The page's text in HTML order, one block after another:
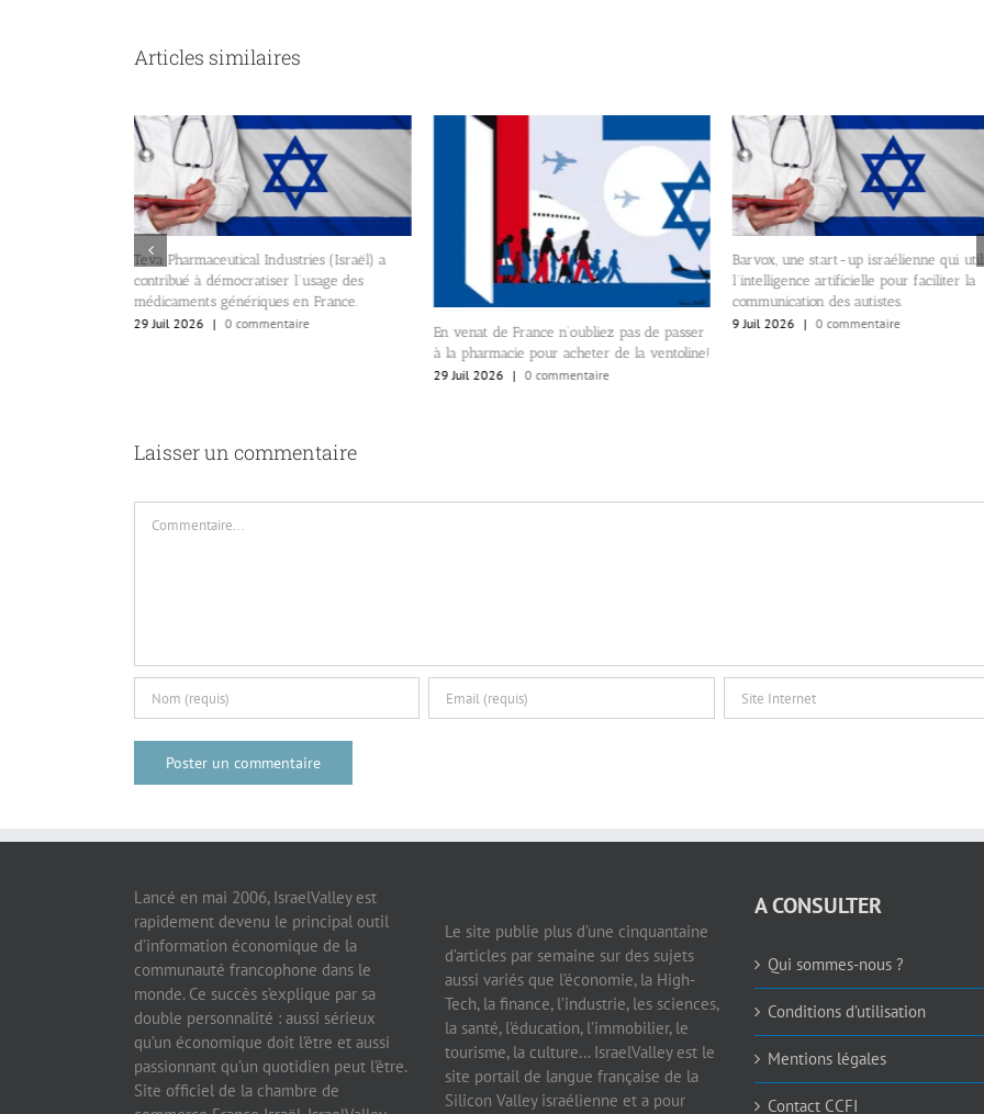
Articles similaires
Teva Pharmaceutical Industries (Israël) a
contribué à démocratiser l’usage des
médicaments génériques en France.
29 Juil 2026 | 0 commentaire
En venat de France n’oubliez pas de passer
à la pharmacie pour acheter de la ventoline!
29 Juil 2026 | 0 commentaire
Barvox, une start-up israélienne qui
l’intelligence artificielle pour faciliter la
communication des autistes.
9 Juil 2026 | 0 commentaire
Laisser un commentaire
Lancé en mai 2006, IsraelValley est
rapidement devenu le principal outil
d’information économique de la
communauté francophone dans le
monde. Ce succès s’explique par sa
double personnalité : aussi sérieux
qu’un économique doit l’être et aussi
passionnant qu’un quotidien peut l’être.
Site officiel de la chambre de
Le site publie plus d’une cinquantaine
d’articles par semaine sur des sujets
aussi variés que l’économie, la High-
Tech, la finance, l’industrie, les sciences,
la santé, l’éducation, l’immobilier, le
tourisme, la culture… IsraelValley est le
site portail de langue française de la
Silicon Valley israélienne et a pour
A CONSULTER
Qui sommes-nous ?
Conditions d’utilisation
Mentions légales
Contact CCFI